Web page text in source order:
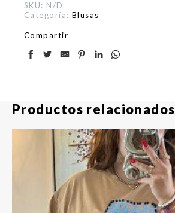
SKU: N/D
Categoría: Blusas
Compartir
Productos relacionados